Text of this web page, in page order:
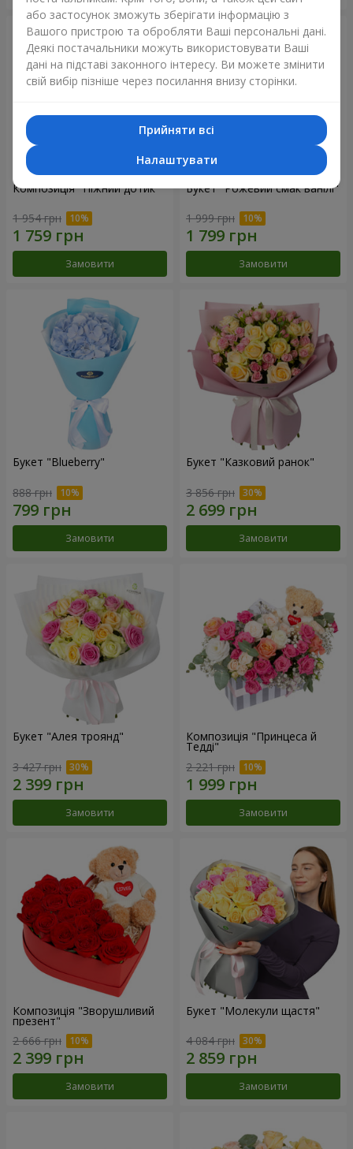
Композиція "Ніжний дотик"
1 954 грн
Замовити
Букет "Рожевий смак ванілі"
1 999 грн
Замовити
Букет "Blueberry"
888 грн
Замовити
Букет "Казковий ранок"
3 856 грн
Замовити
Букет "Алея троянд"
3 427 грн
Замовити
Композиція "Принцеса й
Тедді"
2 221 грн
Замовити
Композиція "Зворушливий
презент"
2 666 грн
Замовити
Букет "Молекули щастя"
4 084 грн
Замовити
або застосунок зможуть зберігати інформацію з
Вашого пристрою та обробляти Ваші персональні дані.
Деякі постачальники можуть використовувати Ваші
дані на підставі законного інтересу. Ви можете змінити
свій вибір пізніше через посилання внизу сторінки.
Прийняти всі
Налаштувати